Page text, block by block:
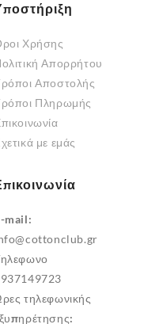
Χρήσης
Απορρήτου
Αποστολής
Πληρωμής
με εμάς
mail:
τηλεφωνικής